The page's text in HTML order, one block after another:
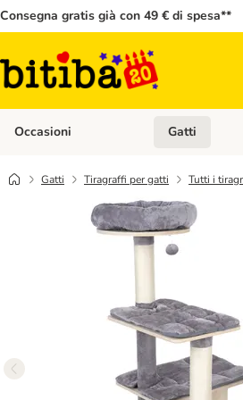
Consegna gratis già con 49 € di spesa**
Occasioni Apri Menù
Gatti
Gatti Tiragraffi per gatti Tutti i